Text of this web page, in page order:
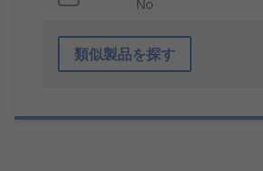
No
類似製品を探す